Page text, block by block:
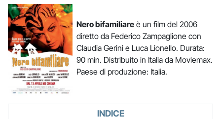
Nero bifamiliareè un film del 2006
diretto da Federico Zampaglione con
Claudia Gerini e Luca Lionello. Durata:
90 min. Distribuito in Italia da Moviemax.
Paese di produzione: Italia.
INDICE